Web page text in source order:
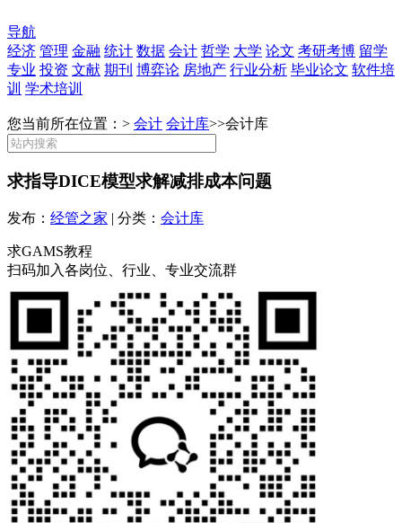
导航
经济 管理 金融 统计 数据 会计 哲学 大学 论文 考研考博 留学
专业 投资 文献 期刊 博弈论 房地产 行业分析 毕业论文 软件培
训 学术培训
您当前所在位置：> 会计 会计库>>会计库
求指导DICE模型求解减排成本问题
发布： 经管之家 | 分类： 会计库
求GAMS教程
扫码加入各岗位、行业、专业交流群